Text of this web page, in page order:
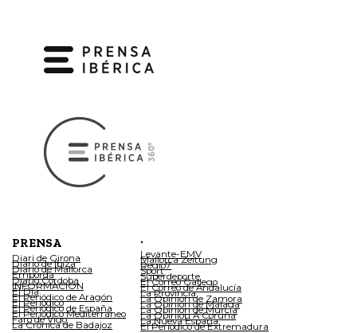
PRENSA
Diari de Girona
Diario de Ibiza
Diario de Mallorca
Empordà
Diario Córdoba
INFORMACIÓN
El Día
El Periódico de Aragón
El Periódico
El Periódico de España
El Periódico Mediterráneo
Faro de Vigo
La Crónica de Badajoz
.
Levante-EMV
Mallorca Zeitung
Regio7
Sport
Superdeporte
El Correo Gallego
El Correo de Andalucía
La Provincia
La Opinión de Zamora
La Opinión de Málaga
La Opinión de Murcia
La Opinión A Coruña
La Nueva España
El Periódico de Extremadura